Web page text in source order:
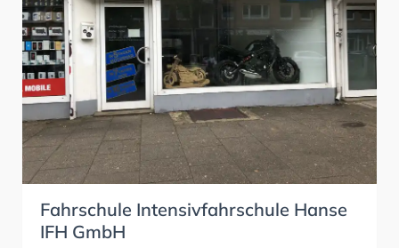
Fahrschule Intensivfahrschule Hanse
IFH GmbH